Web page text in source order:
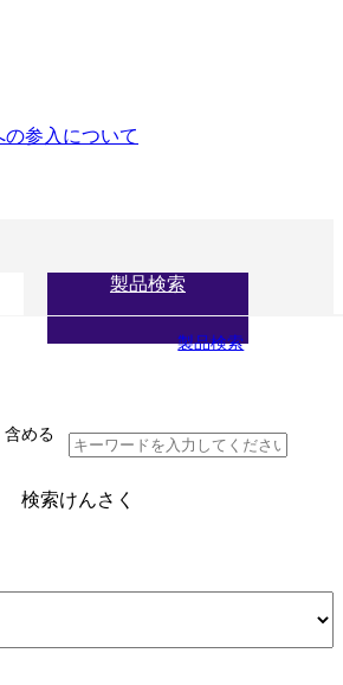
の参入について
製品検索
製品検索
含める
検索けんさく